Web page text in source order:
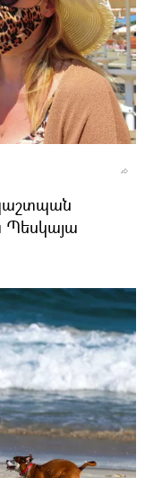
Պեսկայա